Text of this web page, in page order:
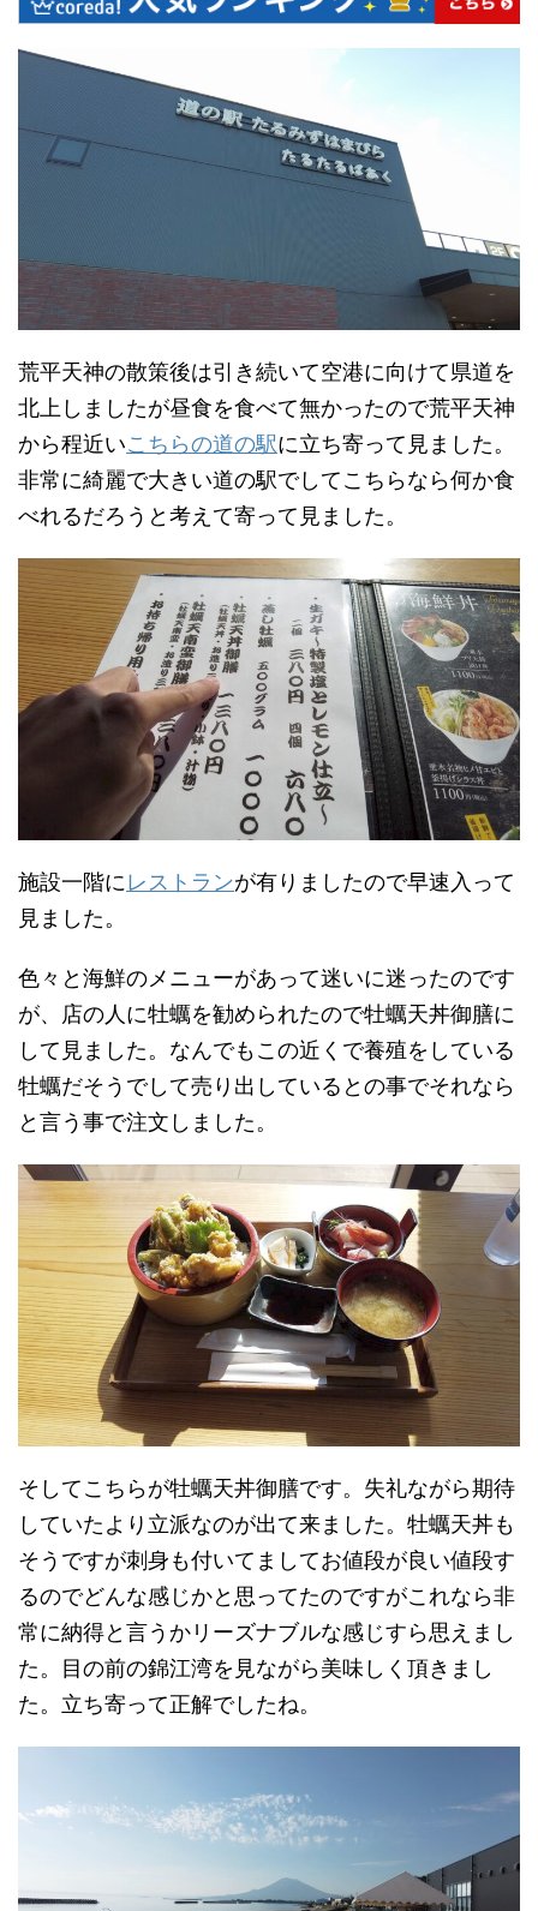
荒平天神の散策後は引き続いて空港に向けて県道を
北上しましたが昼食を食べて無かったので荒平天神
から程近いこちらの道の駅に立ち寄って見ました。
非常に綺麗で大きい道の駅でしてこちらなら何か食
べれるだろうと考えて寄って見ました。
施設一階にレストランが有りましたので早速入って
見ました。
色々と海鮮のメニューがあって迷いに迷ったのです
が、店の人に牡蠣を勧められたので牡蠣天丼御膳に
して見ました。なんでもこの近くで養殖をしている
牡蠣だそうでして売り出しているとの事でそれなら
と言う事で注文しました。
そしてこちらが牡蠣天丼御膳です。失礼ながら期待
していたより立派なのが出て来ました。牡蠣天丼も
そうですが刺身も付いてましてお値段が良い値段す
るのでどんな感じかと思ってたのですがこれなら非
常に納得と言うかリーズナブルな感じすら思えまし
た。目の前の錦江湾を見ながら美味しく頂きまし
た。立ち寄って正解でしたね。